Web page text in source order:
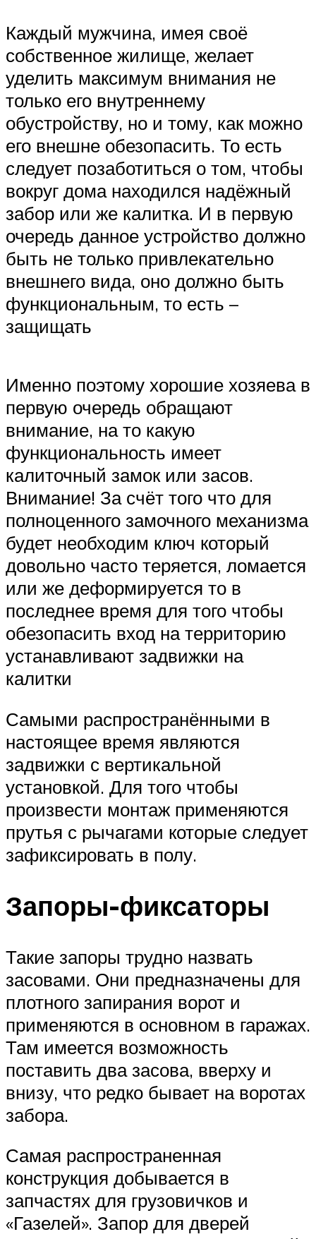
Каждый мужчина, имея своё
собственное жилище, желает
уделить максимум внимания не
только его внутреннему
обустройству, но и тому, как можно
его внешне обезопасить. То есть
следует позаботиться о том, чтобы
вокруг дома находился надёжный
забор или же калитка. И в первую
очередь данное устройство должно
быть не только привлекательно
внешнего вида, оно должно быть
функциональным, то есть –
защищать
Именно поэтому хорошие хозяева в
первую очередь обращают
внимание, на то какую
функциональность имеет
калиточный замок или засов.
Внимание! За счёт того что для
полноценного замочного механизма
будет необходим ключ который
довольно часто теряется, ломается
или же деформируется то в
последнее время для того чтобы
обезопасить вход на территорию
устанавливают задвижки на
калитки
Самыми распространёнными в
настоящее время являются
задвижки с вертикальной
установкой. Для того чтобы
произвести монтаж применяются
прутья с рычагами которые следует
зафиксировать в полу.
Запоры-фиксаторы
Такие запоры трудно назвать
засовами. Они предназначены для
плотного запирания ворот и
применяются в основном в гаражах.
Там имеется возможность
поставить два засова, вверху и
внизу, что редко бывает на воротах
забора.
Самая распространенная
конструкция добывается в
запчастях для грузовичков и
«Газелей». Запор для дверей